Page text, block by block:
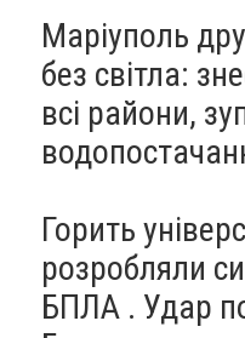
Маріуполь
без світла:
всі райони,
Горить
розробляли
БПЛА . Удар